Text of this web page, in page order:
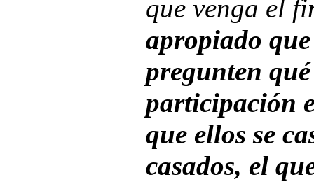
que venga el
apropiado
pregunten
participación
que ellos se
casados, el